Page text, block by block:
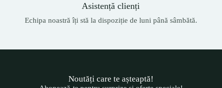
Asistență clienți
Echipa noastră îți stă la dispoziție de luni până sâmbătă.
Noutăți care te așteaptă!